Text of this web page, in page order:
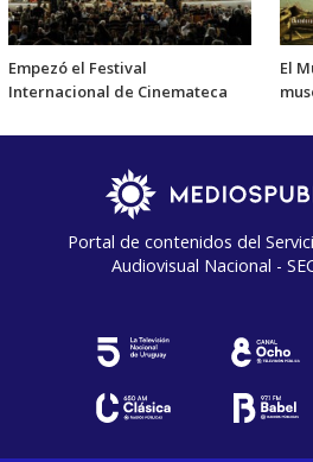
Empezó el Festival
Internacional de Cinemateca
El
Portal de contenidos del
Audiovisual Nacional -